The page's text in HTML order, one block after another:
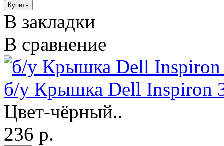
В закладки
В сравнение
б/у Крышка Dell Inspiron
Цвет-чёрный..
236 р.